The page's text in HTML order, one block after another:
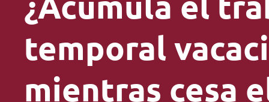
Salario
Trabajadores extranjeros
temporal
mientras cesa